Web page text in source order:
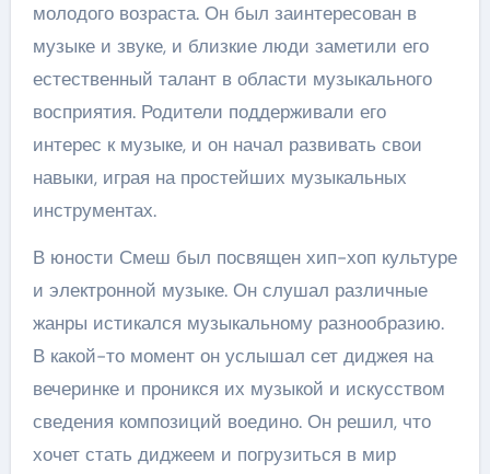
молодого возраста. Он был заинтересован в
музыке и звуке, и близкие люди заметили его
естественный талант в области музыкального
восприятия. Родители поддерживали его
интерес к музыке, и он начал развивать свои
навыки, играя на простейших музыкальных
инструментах.
В юности Смеш был посвящен хип-хоп культуре
и электронной музыке. Он слушал различные
жанры истикался музыкальному разнообразию.
В какой-то момент он услышал сет диджея на
вечеринке и проникся их музыкой и искусством
сведения композиций воедино. Он решил, что
хочет стать диджеем и погрузиться в мир